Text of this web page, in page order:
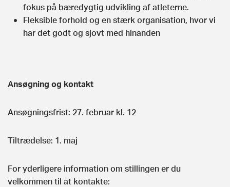
fokus på bæredygtig udvikling af atleterne.
Fleksible forhold og en stærk organisation, hvor vi
har det godt og sjovt med hinanden
Ansøgning og kontakt
Ansøgningsfrist: 27. februar kl. 12
Tiltrædelse: 1. maj
For yderligere information om stillingen er du
velkommen til at kontakte: